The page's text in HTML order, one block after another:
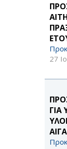
27